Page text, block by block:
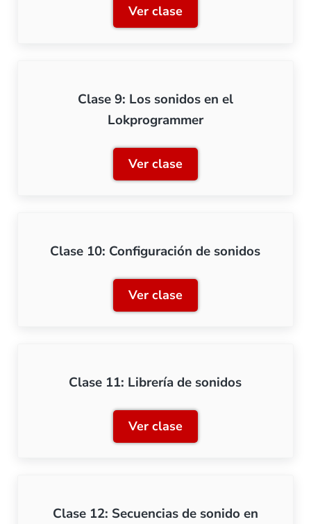
Ver claseClase 8: Configuración de
Clase 9: Los sonidos en el
Lokprogrammer
Ver claseClase 9: Los sonidos en
Clase 10: Configuración de sonidos
Ver claseClase 10: Configuración
Clase 11: Librería de sonidos
Ver claseClase 11: Librería de
Clase 12: Secuencias de sonido en